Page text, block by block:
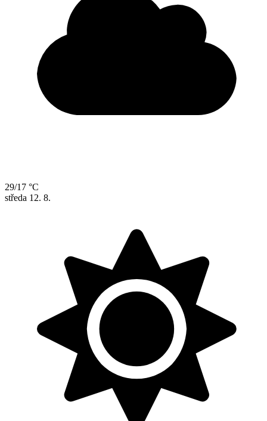
29/17 °C
středa 12. 8.